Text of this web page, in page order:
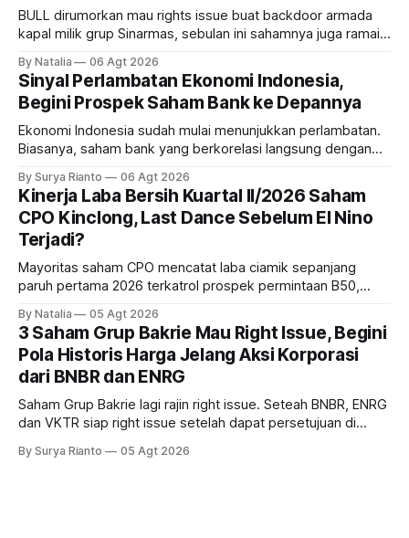
BULL dirumorkan mau rights issue buat backdoor armada
kapal milik grup Sinarmas, sebulan ini sahamnya juga ramai
masih menarik dilirik?
By Natalia 06 Agt 2026
Sinyal Perlambatan Ekonomi Indonesia,
Begini Prospek Saham Bank ke Depannya
Ekonomi Indonesia sudah mulai menunjukkan perlambatan.
Biasanya, saham bank yang berkorelasi langsung dengan
bank ke depannya?
By Surya Rianto 06 Agt 2026
Kinerja Laba Bersih Kuartal II/2026 Saham
CPO Kinclong, Last Dance Sebelum El Nino
Terjadi?
Mayoritas saham CPO mencatat laba ciamik sepanjang
paruh pertama 2026 terkatrol prospek permintaan B50,
diprediksi semakin terlihat mendekati 2027. Kira-kira gimana
prospeknya? apakah masih menarik dilirik sektor ini?
By Natalia 05 Agt 2026
3 Saham Grup Bakrie Mau Right Issue, Begini
Pola Historis Harga Jelang Aksi Korporasi
dari BNBR dan ENRG
Saham Grup Bakrie lagi rajin right issue. Seteah BNBR, ENRG
dan VKTR siap right issue setelah dapat persetujuan di
pola saham Grup Bakrie jelang right issue
By Surya Rianto 05 Agt 2026